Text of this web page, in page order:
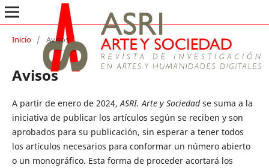
Inicio / Avisos
Avisos
A partir de enero de 2024,ASRI. Arte y Sociedadse suma a la
iniciativa de publicar los artículos según se reciben y son
aprobados para su publicación, sin esperar a tener todos
los artículos necesarios para conformar un número abierto
o un monográfico. Esta forma de proceder acortará los